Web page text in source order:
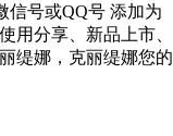
信号或QQ号 添加为
用分享、新品上市、
缇娜，克丽缇娜您的